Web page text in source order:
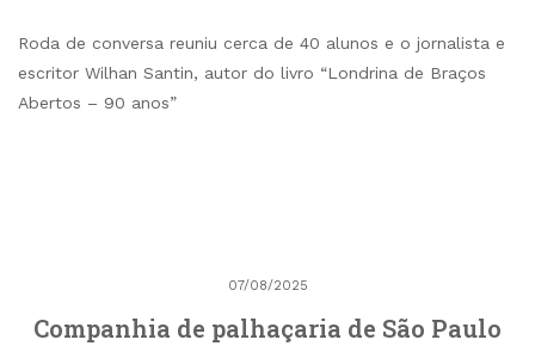
Roda de conversa reuniu cerca de 40 alunos e o jornalista e
escritor Wilhan Santin, autor do livro “Londrina de Braços
Abertos – 90 anos”
07/08/2025
Companhia de palhaçaria de São Paulo